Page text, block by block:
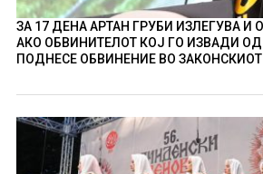
ЗА 17 ДЕНА АРТАН ГРУБИ ИЗЛЕГУВА И
АКО ОБВИНИТЕЛОТ КОЈ ГО ИЗВАДИ
ПОДНЕСЕ ОБВИНЕНИЕ ВО